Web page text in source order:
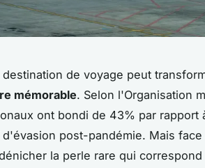
de voyage peut
mémorable. Selon l'Organisation
ont bondi de 43% par rapport
post-pandémie. Mais
la perle rare qui